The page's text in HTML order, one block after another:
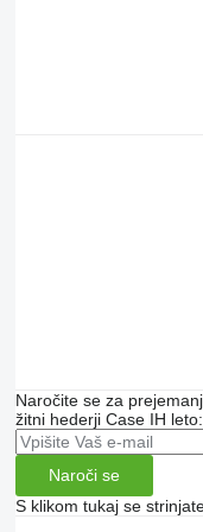
Naročite se za
žitni hederji Case IH
Naroči se
S klikom tukaj se